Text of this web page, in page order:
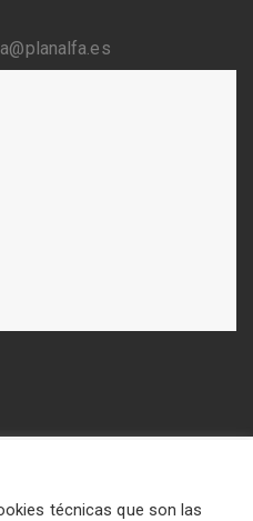
técnicas que son las